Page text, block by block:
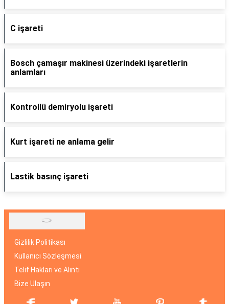
C işareti
Bosch çamaşır makinesi üzerindeki işaretlerin
anlamları
Kontrollü demiryolu işareti
Kurt işareti ne anlama gelir
Lastik basınç işareti
Gizlilik Politikası
Kullanıcı Sözleşmesi
Telif Hakları ve Alıntı
Bize Ulaşın